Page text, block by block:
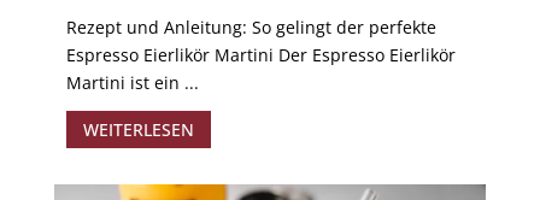
Rezept und Anleitung: So gelingt der perfekte
Espresso Eierlikör Martini Der Espresso Eierlikör
Martini ist ein ...
WEITERLESEN